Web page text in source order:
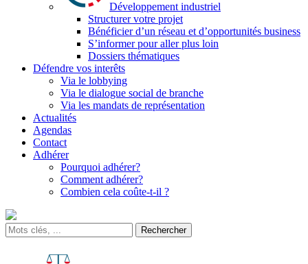
Développement industriel
Structurer votre projet
Bénéficier d’un réseau et d’opportunités business
S’informer pour aller plus loin
Dossiers thématiques
Défendre vos interêts
Via le lobbying
Via le dialogue social de branche
Via les mandats de représentation
Actualités
Agendas
Contact
Adhérer
Pourquoi adhérer?
Comment adhérer?
Combien cela coûte-t-il ?